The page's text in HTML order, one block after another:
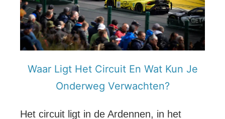
Waar Ligt Het Circuit En Wat Kun Je
Onderweg Verwachten?
Het circuit ligt in de Ardennen, in het